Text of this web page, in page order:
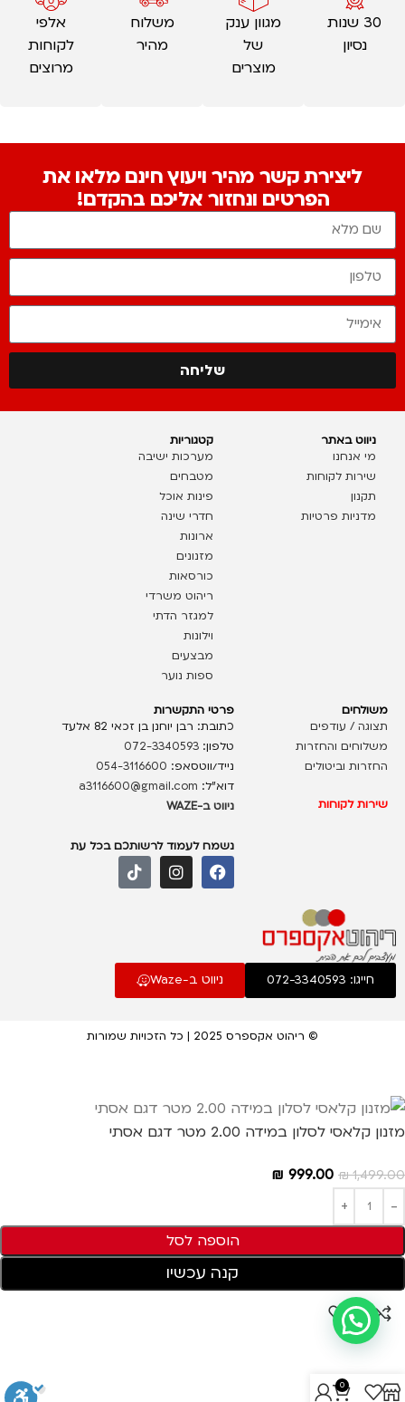
30 שנות
נסיון
מגוון ענק
של
מוצרים
משלוח
מהיר
אלפי
לקוחות
מרוצים
ליצירת קשר מהיר ויעוץ חינם מלאו את
הפרטים ונחזור אליכם בהקדם!
שליחה
ניווט באתר
מי אנחנו
שירות לקוחות
תקנון
מדניות פרטיות
קטגוריות
מערכות ישיבה
מטבחים
פינות אוכל
חדרי שינה
ארונות
מזנונים
כורסאות
ריהוט משרדי
למגזר הדתי
וילונות
מבצעים
ספות נוער
משולחים
תצוגה / עודפים
משלוחים והחזרות
החזרות וביטולים
שירות לקוחות
פרטי התקשרות
כתובת: רבן יוחנן בן זכאי 82 אלעד
טלפון:072-3340593
נייד/ווטסאפ: 054-3116600
דוא”ל: a3116600@gmail.com
ניווט ב-WAZE
נשמח לעמוד לרשותכם בכל עת
חייגו: 072-3340593 ניווט ב-Waze
© ריהוט אקספרס 2025 | כל הזכויות שמורות
מזנון קלאסי לסלון במידה 2.00 מטר דגם אסתי
1,499.00
₪
999.00
₪
הוספה לסל
קנה עכשיו
0